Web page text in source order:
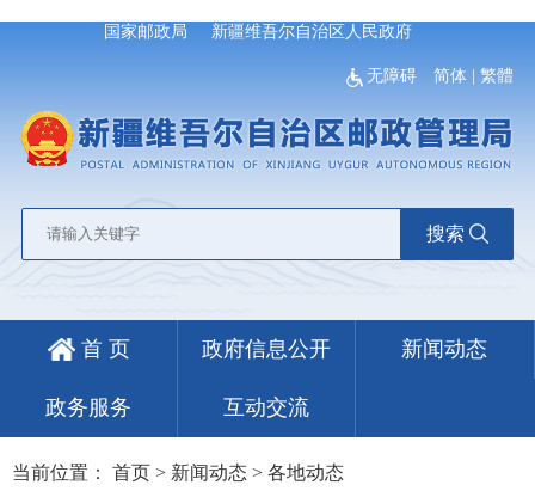
国家邮政局 新疆维吾尔自治区人民政府
无障碍 简体 |繁體
搜索
首 页 政府信息公开 新闻动态
政务服务 互动交流
当前位置： 首页 > 新闻动态 > 各地动态